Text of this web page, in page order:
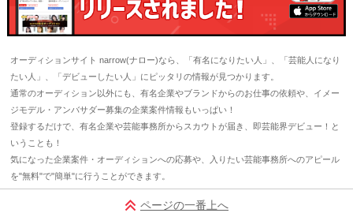
オーディションサイト narrow(ナロー)なら、「有名になりたい人」、「芸能人になり
たい人」、「デビューしたい人」にピッタリの情報が見つかります。
通常のオーディション以外にも、有名企業やブランドからのお仕事の依頼や、イメー
ジモデル・アンバサダー募集の企業案件情報もいっぱい！
登録するだけで、有名企業や芸能事務所からスカウトが届き、即芸能界デビュー！と
いうことも！
気になった企業案件・オーディションへの応募や、入りたい芸能事務所へのアピール
を"無料"で"簡単"に行うことができます。
ページの一番上へ